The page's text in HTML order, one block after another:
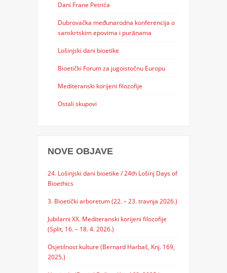
Dani Frane Petrića
Dubrovačka međunarodna konferencija o
sanskrtskim epovima i purāṇama
Lošinjski dani bioetike
Bioetički Forum za jugoistočnu Europu
Mediteranski korijeni filozofije
Ostali skupovi
NOVE OBJAVE
24. Lošinjski dani bioetike / 24th Lošinj Days of
Bioethics
3. Bioetički arboretum (22. – 23. travnja 2026.)
Jubilarni XX. Mediteranski korijeni filozofije
(Split, 16. – 18. 4. 2026.)
Osjetilnost kulture (Bernard Harbaš, Knj. 169,
2025.)